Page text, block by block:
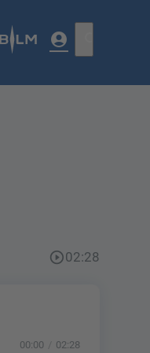
account_circle
play_circle_outline02:28
00:00 02:28